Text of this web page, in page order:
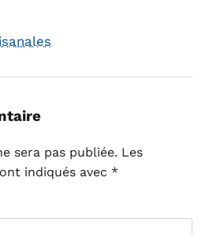
sera pas publiée. Les
indiqués avec *